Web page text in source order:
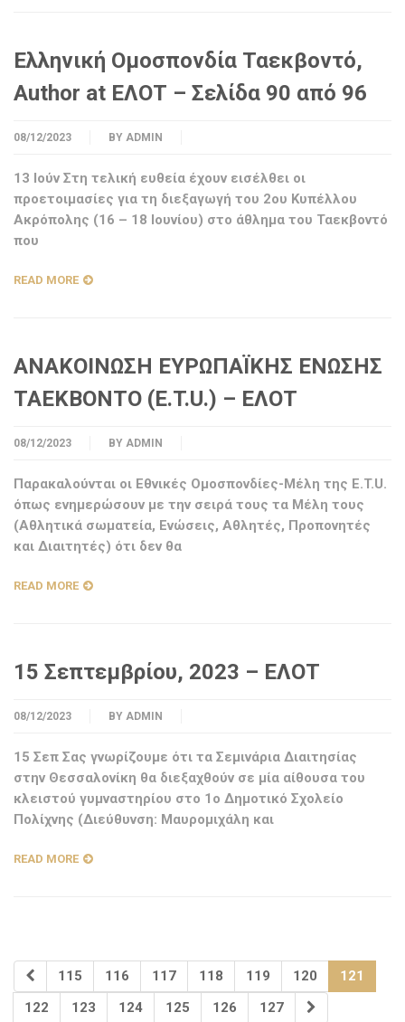
Ελληνική Ομοσπονδία Ταεκβοντό,
Author at ΕΛΟΤ – Σελίδα 90 από 96
08/12/2023 BY ADMIN
13 Ιούν Στη τελική ευθεία έχουν εισέλθει οι
προετοιμασίες για τη διεξαγωγή του 2ου Κυπέλλου
Ακρόπολης (16 – 18 Ιουνίου) στο άθλημα του Ταεκβοντό
που
READ MORE
ΑΝΑΚΟΙΝΩΣΗ ΕΥΡΩΠΑΪΚΗΣ ΕΝΩΣΗΣ
ΤΑΕΚΒΟΝΤΟ (E.T.U.) – ΕΛΟΤ
08/12/2023 BY ADMIN
Παρακαλούνται οι Εθνικές Ομοσπονδίες-Μέλη της E.T.U.
όπως ενημερώσουν με την σειρά τους τα Μέλη τους
(Αθλητικά σωματεία, Ενώσεις, Αθλητές, Προπονητές
και Διαιτητές) ότι δεν θα
READ MORE
15 Σεπτεμβρίου, 2023 – ΕΛΟΤ
08/12/2023 BY ADMIN
15 Σεπ Σας γνωρίζουμε ότι τα Σεμινάρια Διαιτησίας
στην Θεσσαλονίκη θα διεξαχθούν σε μία αίθουσα του
κλειστού γυμναστηρίου στο 1ο Δημοτικό Σχολείο
Πολίχνης (Διεύθυνση: Μαυρομιχάλη και
READ MORE
115 116 117 118 119 120
121
122
123 124 125 126 127